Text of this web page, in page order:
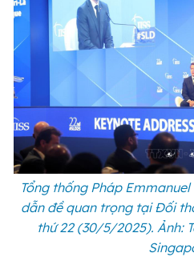
Tổng thống Pháp
dẫn đề quan trọng tại Đối
thứ 22 (30/5/2025). Ảnh: